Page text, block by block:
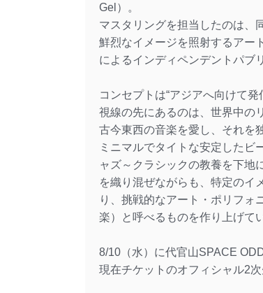
Gel）。
マスタリングを担当したのは、
鮮烈なイメージを照射するアー
によるインディペンデントパブ
コンセプトは“アジアへ向けて
視線の先にあるのは、世界中の
古今東西の音楽を愛し、それを
ミニマルでタイトな安定したビ
ャズ～クラシックの教養を下地
を織り混ぜながらも、特定のイ
り、挑戦的なアート・ポリフォ
楽）と呼べるものを作り上げて
8/10（水）に代官山SPACE
現在チケットのオフィシャル2次